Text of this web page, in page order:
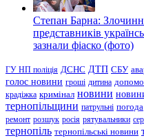
Степан Барна:
представників
зазнали фіаско (фото)
ГУ НП поліція ДСНС ДТП СБУ
голос новини гроші дитина
крадіжка кримінал новини
тернопільщини патрульні погода
ремонт розшук росія рятувальники
тернопіль тернопільські новини